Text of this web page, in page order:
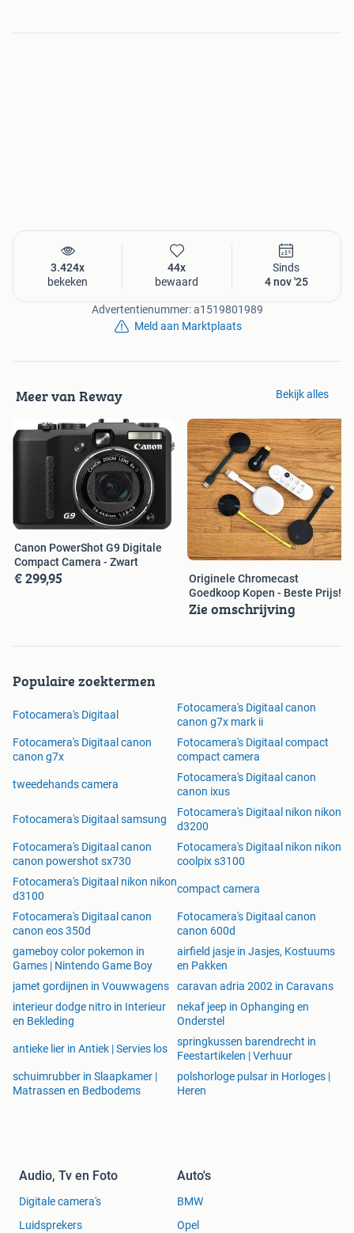
3.424x
bekeken
44x
bewaard
Sinds
4 nov '25
Advertentienummer: a1519801989
Meld aan Marktplaats
Meer van Reway Bekijk alles
Canon PowerShot G9 Digitale
Compact Camera - Zwart
€ 299,95
Originele Chromecast
Goedkoop Kopen - Beste Prijs!
Zie omschrijving
Populaire zoektermen
Fotocamera's Digitaal
Fotocamera's Digitaal canon
canon g7x mark ii
Fotocamera's Digitaal canon
canon g7x
Fotocamera's Digitaal compact
compact camera
tweedehands camera
Fotocamera's Digitaal canon
canon ixus
Fotocamera's Digitaal samsung
Fotocamera's Digitaal nikon nikon
d3200
Fotocamera's Digitaal canon
canon powershot sx730
Fotocamera's Digitaal nikon nikon
coolpix s3100
Fotocamera's Digitaal nikon nikon
d3100
compact camera
Fotocamera's Digitaal canon
canon eos 350d
Fotocamera's Digitaal canon
canon 600d
gameboy color pokemon in
Games | Nintendo Game Boy
airfield jasje in Jasjes, Kostuums
en Pakken
jamet gordijnen in Vouwwagens
caravan adria 2002 in Caravans
interieur dodge nitro in Interieur
en Bekleding
nekaf jeep in Ophanging en
Onderstel
antieke lier in Antiek | Servies los
springkussen barendrecht in
Feestartikelen | Verhuur
schuimrubber in Slaapkamer |
Matrassen en Bedbodems
polshorloge pulsar in Horloges |
Heren
Audio, Tv en Foto
Digitale camera's
Luidsprekers
Auto's
BMW
Opel